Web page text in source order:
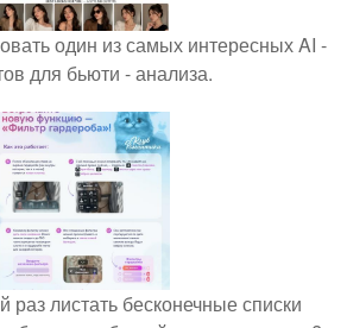
один из самых интересных AI -
для бьюти - анализа.
листать бесконечные списки